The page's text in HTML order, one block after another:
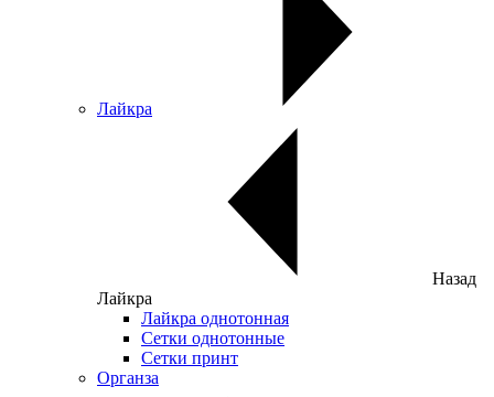
Лайкра
Назад
Лайкра
Лайкра однотонная
Сетки однотонные
Сетки принт
Органза